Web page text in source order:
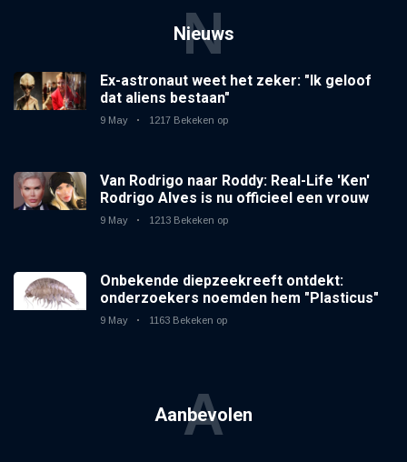
Nieuws
N
Ex-astronaut weet het zeker: "Ik geloof
dat aliens bestaan"
9 May 1217 Bekeken op
Van Rodrigo naar Roddy: Real-Life 'Ken'
Rodrigo Alves is nu officieel een vrouw
9 May 1213 Bekeken op
Onbekende diepzeekreeft ontdekt:
onderzoekers noemden hem "Plasticus"
9 May 1163 Bekeken op
Aanbevolen
A